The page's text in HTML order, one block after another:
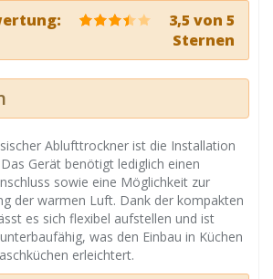
3,5 von 5
Sternen
Ablufttrockner ist die Installation
Gerät benötigt lediglich einen
sowie eine Möglichkeit zur
der warmen Luft. Dank der kompakten
es sich flexibel aufstellen und ist
was den Einbau in Küchen
erleichtert.